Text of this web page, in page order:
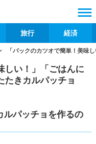
旅行 経済
「パックのカツオで簡単！美味
しい！」「ごはんに
たきカルパッチョ
ルパッチョを作るの